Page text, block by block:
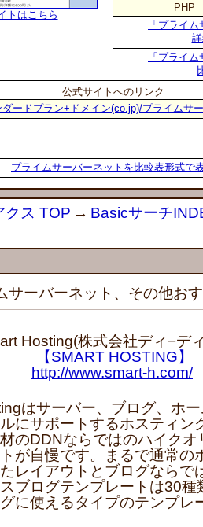
トはこちら
PHP
「プライ
「プライ
公式サイトへのリンク
ダードプラン+ドメイン(co.jp)/プライムサ
プライムサーバーネットを比較表形式で
クス TOP → Basicサーチ
サーバーネット、その他お
Hosting(株式会社ディ−デ
【SMART HOSTING】
http://www.smart-h.com/
はサーバー、ブログ、ホ
にサポートするホスティン
のDDNならではのハイクオ
が自慢です。まるで通常の
レイアウトとブログならで
ブログテンプレートは30種
に使えるタイプのテンプレ